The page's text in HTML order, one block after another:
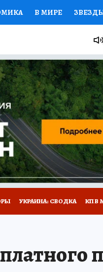
В МИРЕ
ПРОЕКТЫ
ЖЕНСКИЕ СЕКРЕТЫ
ДЕФИЦИТ
У НАС ГИД
УКРАИНА: СВОДКА КП В